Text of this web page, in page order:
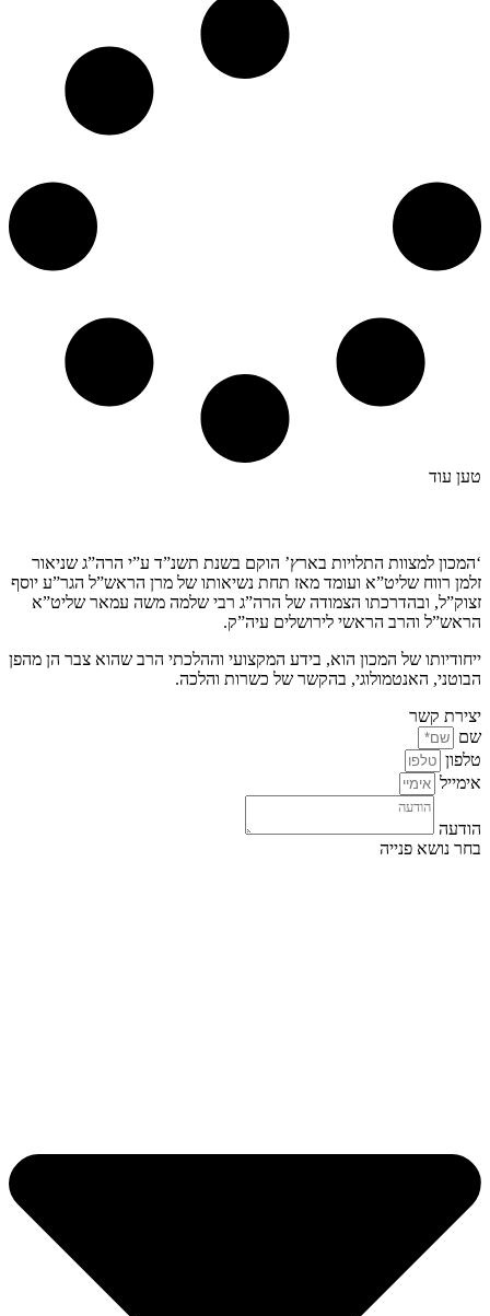
טען עוד
‘המכון למצוות התלויות בארץ’ הוקם בשנת תשנ”ד ע”י הרה”ג שניאור
זלמן רווח שליט”א ועומד מאז תחת נשיאותו של מרן הראש”ל הגר”ע יוסף
זצוק”ל, ובהדרכתו הצמודה של הרה”ג רבי שלמה משה עמאר שליט”א
הראש”ל והרב הראשי לירושלים עיה”ק.
ייחודיותו של המכון הוא, בידע המקצועי וההלכתי הרב שהוא צבר הן מהפן
הבוטני, האנטמולוגי, בהקשר של כשרות והלכה.
יצירת קשר
שם
טלפון
אימייל
הודעה
בחר נושא פנייה